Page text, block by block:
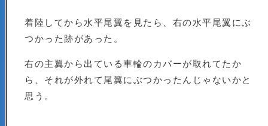
着陸してから水平尾翼を見たら、右の水平尾翼にぶ
つかった跡があった。
右の主翼から出ている車輪のカバーが取れてたか
ら、それが外れて尾翼にぶつかったんじゃないかと
思う。